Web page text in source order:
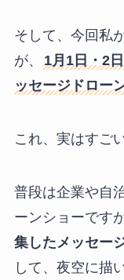
そして、今回私
が、
1月1日・2
ッセージドロー
これ、実はすご
普段は企業や自
ーンショーです
集したメッセー
して、夜空に描